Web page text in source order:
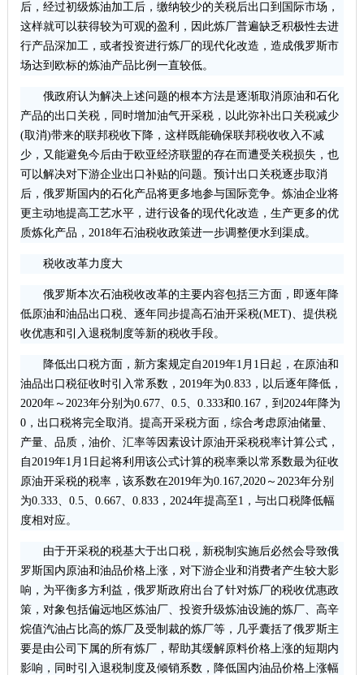
后，经过初级炼油加工后，缴纳较少的关税后出口到国际市场，
这样就可以获得较为可观的盈利，因此炼厂普遍缺乏积极性去进
行产品深加工，或者投资进行炼厂的现代化改造，造成俄罗斯市
场达到欧标的炼油产品比例一直较低。
俄政府认为解决上述问题的根本方法是逐渐取消原油和石化
产品的出口关税，同时增加油气开采税，以此弥补出口关税减少
(取消)带来的联邦税收下降，这样既能确保联邦税收收入不减
少，又能避免今后由于欧亚经济联盟的存在而遭受关税损失，也
可以解决对下游企业出口补贴的问题。预计出口关税逐步取消
后，俄罗斯国内的石化产品将更多地参与国际竞争。炼油企业将
更主动地提高工艺水平，进行设备的现代化改造，生产更多的优
质炼化产品，2018年石油税收政策进一步调整便水到渠成。
税收改革力度大
俄罗斯本次石油税收改革的主要内容包括三方面，即逐年降
低原油和油品出口税、逐年同步提高石油开采税(MET)、提供税
收优惠和引入退税制度等新的税收手段。
降低出口税方面，新方案规定自2019年1月1日起，在原油和
油品出口税征收时引入常系数，2019年为0.833，以后逐年降低，
2020年～2023年分别为0.677、0.5、0.333和0.167，到2024年降为
0，出口税将完全取消。提高开采税方面，综合考虑原油储量、
产量、品质，油价、汇率等因素设计原油开采税税率计算公式，
自2019年1月1日起将利用该公式计算的税率乘以常系数最为征收
原油开采税的税率，该系数在2019年为0.167,2020～2023年分别
为0.333、0.5、0.667、0.833，2024年提高至1，与出口税降低幅
度相对应。
由于开采税的税基大于出口税，新税制实施后必然会导致俄
罗斯国内原油和油品价格上涨，对下游企业和消费者产生较大影
响，为平衡多方利益，俄罗斯政府出台了针对炼厂的税收优惠政
策，对象包括偏远地区炼油厂、投资升级炼油设施的炼厂、高辛
烷值汽油占比高的炼厂及受制裁的炼厂等，几乎囊括了俄罗斯主
要是由公司下属的所有炼厂，帮助其缓解原料价格上涨的短期内
影响，同时引入退税制度及倾销系数，降低国内油品价格上涨幅